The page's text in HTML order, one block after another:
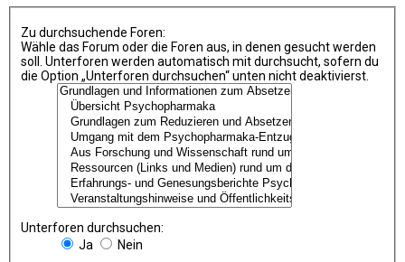
Zu durchsuchende Foren:
Wähle das Forum oder die Foren aus, in denen gesucht werden
soll. Unterforen werden automatisch mit durchsucht, sofern du
die Option „Unterforen durchsuchen“ unten nicht deaktivierst.
Unterforen durchsuchen:
Ja
Nein